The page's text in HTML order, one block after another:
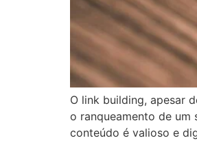
O link building, apesar
o ranqueamento de um
conteúdo é valioso e